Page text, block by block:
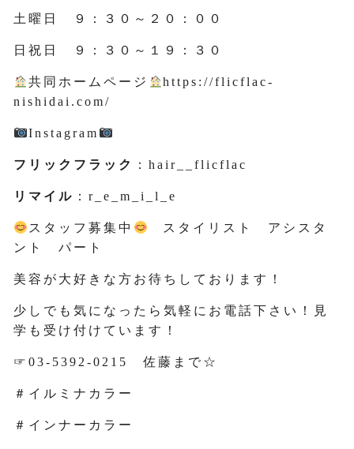
土曜日 ９：３０～２０：００
日祝日 ９：３０～１９：３０
共同ホームページ
https://flicflac-
nishidai.com/
Instagram
フリックフラック ：hair__flicflac
リマイル ：r_e_m_i_l_e
スタッフ募集中
スタイリスト アシスタ
ント パート
美容が大好きな方お待ちしております！
少しでも気になったら気軽にお電話下さい！見
学も受け付けています！
☞03-5392-0215 佐藤まで☆
＃イルミナカラー
＃インナーカラー